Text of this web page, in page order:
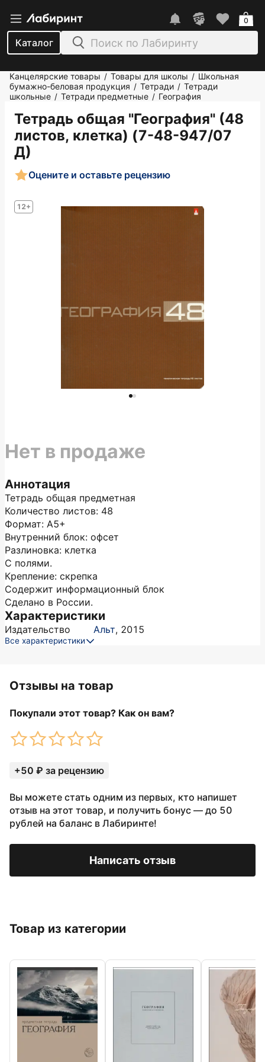
Каталог
0
Канцелярские товары / Товары для школы / Школьная
бумажно-беловая продукция / Тетради / Тетради
школьные / Тетради предметные / География
Тетрадь общая "География" (48
листов, клетка) (7-48-947/07
Д)
12+
Оцените и оставьте рецензию
Аннотация
Тетрадь общая предметная
Количество листов: 48
Формат: А5+
Внутренний блок: офсет
Разлиновка: клетка
С полями.
Крепление: скрепка
Содержит информационный блок
Сделано в России.
Характеристики
Издательство Альт, 2015
Все характеристики
Нет в продаже
Отзывы на товар
Покупали этот товар? Как он вам?
+50 ₽ за рецензию
Вы можете стать одним из первых, кто напишет
отзыв на этот товар, и получить бонус — до 50
рублей на баланс в Лабиринте!
Написать отзыв
Товар из категории